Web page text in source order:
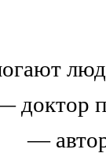
доктор
—